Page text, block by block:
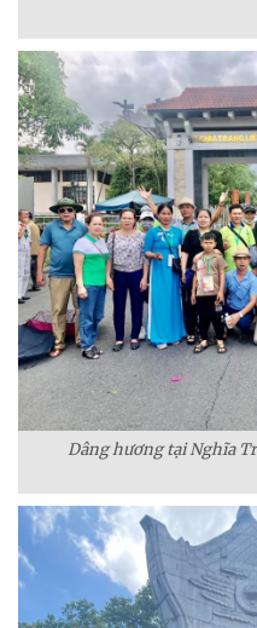
Dâng hương tại Nghĩa